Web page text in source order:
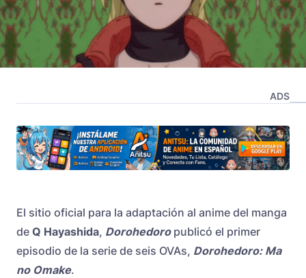
ADS
El sitio oficial para la adaptación al anime del manga
de Q Hayashida, Dorohedoropublicó el primer
episodio de la serie de seis OVAs, Dorohedoro: Ma
no Omake.